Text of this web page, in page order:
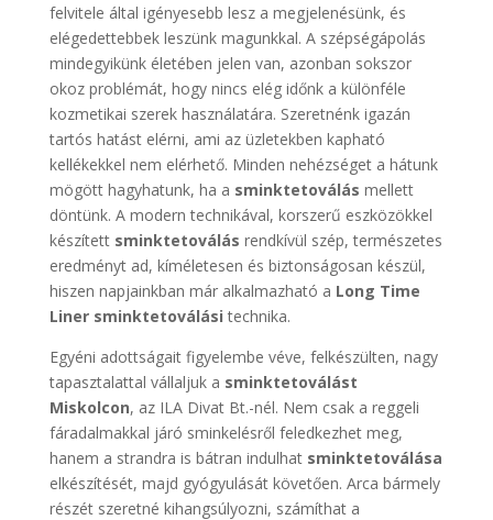
felvitele által igényesebb lesz a megjelenésünk, és
elégedettebbek leszünk magunkkal. A szépségápolás
mindegyikünk életében jelen van, azonban sokszor
okoz problémát, hogy nincs elég időnk a különféle
kozmetikai szerek használatára. Szeretnénk igazán
tartós hatást elérni, ami az üzletekben kapható
kellékekkel nem elérhető. Minden nehézséget a hátunk
mögött hagyhatunk, ha a sminktetoválás mellett
döntünk. A modern technikával, korszerű eszközökkel
készített sminktetoválás rendkívül szép, természetes
eredményt ad, kíméletesen és biztonságosan készül,
hiszen napjainkban már alkalmazható a Long Time
Liner sminktetoválásitechnika.
Egyéni adottságait figyelembe véve, felkészülten, nagy
tapasztalattal vállaljuk a sminktetoválást
Miskolcon, az ILA Divat Bt.-nél. Nem csak a reggeli
fáradalmakkal járó sminkelésről feledkezhet meg,
hanem a strandra is bátran indulhat sminktetoválása
elkészítését, majd gyógyulását követően. Arca bármely
részét szeretné kihangsúlyozni, számíthat a